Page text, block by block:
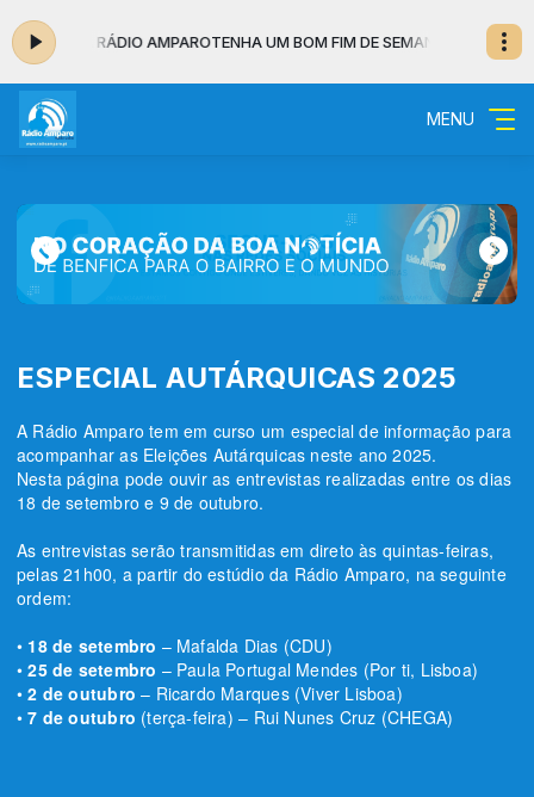
COM A RÁDIO AMPAROTENHA UM BOM FIM DE SEMANA COM A
MENU
ESPECIAL AUTÁRQUICAS 2025
A Rádio Amparo tem em curso um especial de informação para
acompanhar as Eleições Autárquicas neste ano 2025.
Nesta página pode ouvir as entrevistas realizadas entre os dias
18 de setembro e 9 de outubro.
As entrevistas serão transmitidas em direto às quintas-feiras,
pelas 21h00, a partir do estúdio da Rádio Amparo, na seguinte
ordem:
• 18 de setembro – Mafalda Dias (CDU)
•25 de setembro – Paula Portugal Mendes (Por ti, Lisboa)
•2 de outubro – Ricardo Marques (Viver Lisboa)
•7 de outubro (terça-feira) – Rui Nunes Cruz (CHEGA)